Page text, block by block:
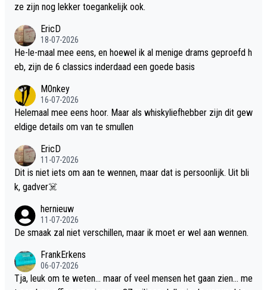
ze zijn nog lekker toegankelijk ook.
EricD
18-07-2026
He-le-maal mee eens, en hoewel ik al menige drams geproefd h
eb, zijn de 6 classics inderdaad een goede basis
M0nkey
16-07-2026
Helemaal mee eens hoor. Maar als whiskyliefhebber zijn dit gew
eldige details om van te smullen
EricD
11-07-2026
Dit is niet iets om aan te wennen, maar dat is persoonlijk. Uit bli
k, gadver☠️
hernieuw
11-07-2026
De smaak zal niet verschillen, maar ik moet er wel aan wennen.
FrankErkens
06-07-2026
Tja, leuk om te weten... maar of veel mensen het gaan zien... me